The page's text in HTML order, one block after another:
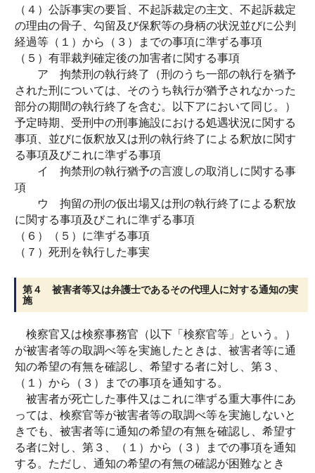
（４）公訴事実の要旨、不起訴裁定の主文、不起訴裁定
の理由の骨子、勾留及び保釈等の身柄の状況並びに公判
経過等（１）から（３）までの事項に準ずる事項
（５）有罪裁判確定後の加害者に関する事項
ア 拘禁刑の執行終了（刑のうち一部の執行を猶予
された刑については、そのうち執行が猶予されなかった
部分の期間の執行終了を含む。以下アにおいて同じ。）
予定時期、受刑中の刑事施設における処遇状況に関する
事項、並びに仮釈放又は刑の執行終了による釈放に関す
る事項及びこれに準ずる事項
イ 拘禁刑の執行猶予の言渡しの取消しに関する事
項
ウ 拘留の刑の仮出場又は刑の執行終了による釈放
に関する事項及びこれに準ずる事項
（６）（５）に準ずる事項
（７）死刑を執行した事実
第４ 被害者等又は弁護士であるその代理人に対する通知の実
施
検察官又は検察事務官（以下「検察官等」という。）
が被害者等の取調べ等を実施したときは、被害者等に通
知の希望の有無を確認し、希望する者に対し、第３、
（１）から（３）までの事項を通知する。
被害者が死亡した事件又はこれに準ずる重大事件にあ
っては、検察官等が被害者等の取調べ等を実施しないと
きでも、被害者等に通知の希望の有無を確認し、希望す
る者に対し、第３、（１）から（３）までの事項を通知
する。ただし、通知の希望の有無の確認が困難なとき